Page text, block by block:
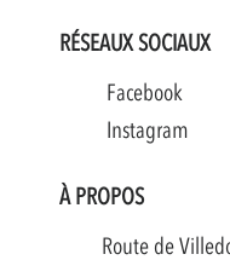
RÉSEAUX SOCIAUX
Facebook
Instagram
À PROPOS
Route de